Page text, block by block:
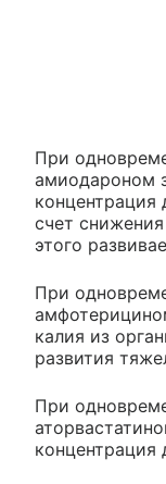
При
амиодароном
концентрация
счет
этого
При
калия из
развития
При
концентрация